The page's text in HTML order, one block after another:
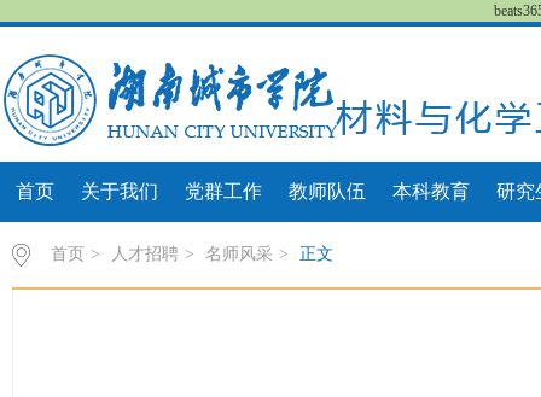
首页 关于我们 党群工作 教师队伍 本科教育 研究
首页 > 人才招聘 > 名师风采 > 正文